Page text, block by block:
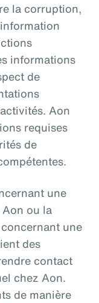
la corruption,
informations
de
Aon
requises
de
une
ou la
une
des
contact
chez Aon.
de manière